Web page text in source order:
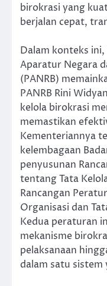
birokrasi yang
berjalan cepat,
Dalam konteks
Aparatur Negara
(PANRB)
PANRB Rini
kelola birokrasi
memastikan
Kementeriannya
kelembagaan
penyusunan
tentang Tata
Rancangan
Organisasi dan
Kedua peraturan
mekanisme
pelaksanaan
dalam satu